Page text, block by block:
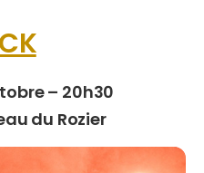
– 20h30
du Rozier